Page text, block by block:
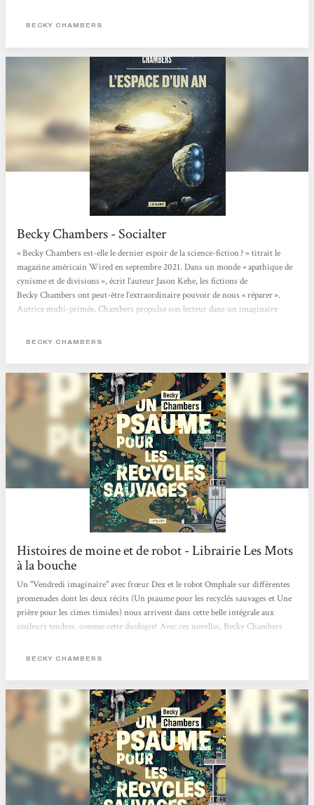
technologie et la nature coexistent enfin pacifiquement. Après...
BECKY CHAMBERS
Becky Chambers - Socialter
« Becky Chambers est-elle le dernier espoir de la science-fiction ? » titrait le
magazine américain Wired en septembre 2021. Dans un monde « apathique de
cynisme et de divisions », écrit l’auteur Jason Kehe, les fictions de
Becky Chambers ont peut-être l’extraordinaire pouvoir de nous « réparer ».
Autrice multi-primée, Chambers propulse son lecteur dans un imaginaire
scientifiques (astrobiologiste et ingénieur satellite), elle bouscule le monde très
BECKY CHAMBERS
Histoires de moine et de robot - Librairie Les Mots
à la bouche
Un "Vendredi imaginaire" avec frœur Dex et le robot Omphale sur différentes
promenades dont les deux récits (Un psaume pour les recyclés sauvages et Une
prière pour les cimes timides) nous arrivent dans cette belle intégrale aux
couleurs tendres, comme cette duologie! Avec ces novellas, Becky Chambers
mélancoliques, notre lien au vivant (synthétique ou organique) et ce dont nous
Surgers, ces "Histoires de moine et de robot" sont publiés aux éditions
L'Atalante qui...
BECKY CHAMBERS